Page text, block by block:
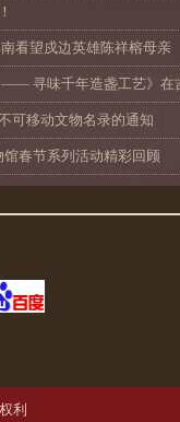
看望戍边英雄陈祥榕母亲
寻味千年造盏工艺》在
可移动文物名录的通知
春节系列活动精彩回顾
利